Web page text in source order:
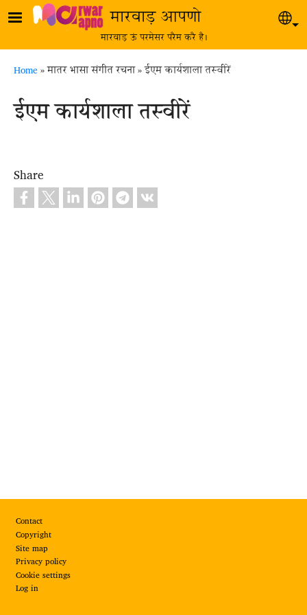
Skip to main contentमारवाड़ आपणो
मारवाड़ ऊं परमेसर परैम करै है।
Breadcrumb
Home मातर भासा संगीत रचना ईएम कार्यशाला तस्वीरें
ईएम कार्यशाला तस्वीरें
Share
Footer
Contact
Copyright
Site map
Privacy policy
Cookie settings
Log in